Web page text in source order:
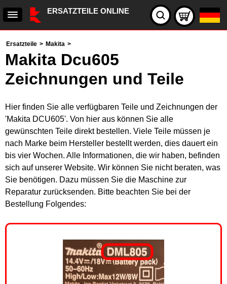
ERSATZTEILE ONLINE
Ersatzteile > Makita >
Makita Dcu605
Zeichnungen und Teile
Hier finden Sie alle verfügbaren Teile und Zeichnungen der
'Makita DCU605'. Von hier aus können Sie alle
gewünschten Teile direkt bestellen. Viele Teile müssen je
nach Marke beim Hersteller bestellt werden, dies dauert ein
bis vier Wochen. Alle Informationen, die wir haben, befinden
sich auf unserer Website. Wir können Sie nicht beraten, was
Sie benötigen. Dazu müssen Sie die Maschine zur
Reparatur zurücksenden. Bitte beachten Sie bei der
Bestellung Folgendes: